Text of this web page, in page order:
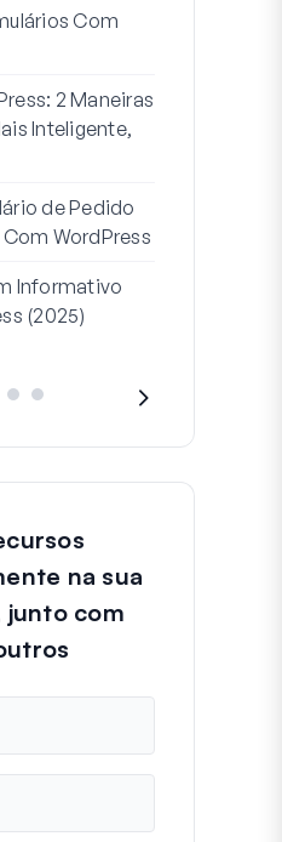
Com
2 Maneiras
Inteligente,
de Pedido
WordPress
Informativo
(2025)
na sua
junto com